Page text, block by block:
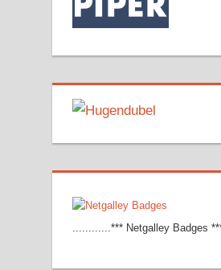
............*** Netgalley Badges